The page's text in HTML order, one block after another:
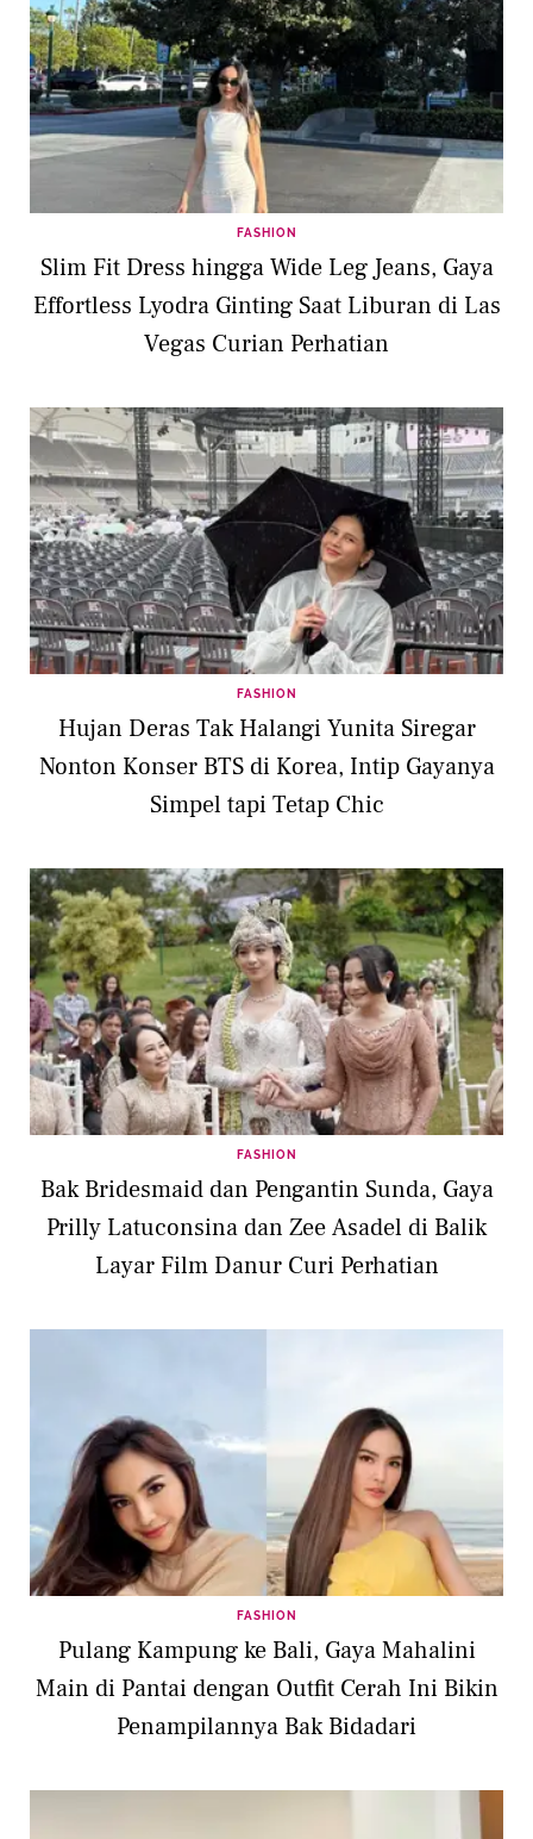
FASHION
Slim Fit Dress hingga Wide Leg Jeans, Gaya
Effortless Lyodra Ginting Saat Liburan di Las
Vegas Curian Perhatian
FASHION
Hujan Deras Tak Halangi Yunita Siregar
Nonton Konser BTS di Korea, Intip Gayanya
Simpel tapi Tetap Chic
FASHION
Bak Bridesmaid dan Pengantin Sunda, Gaya
Prilly Latuconsina dan Zee Asadel di Balik
Layar Film Danur Curi Perhatian
FASHION
Pulang Kampung ke Bali, Gaya Mahalini
Main di Pantai dengan Outfit Cerah Ini Bikin
Penampilannya Bak Bidadari